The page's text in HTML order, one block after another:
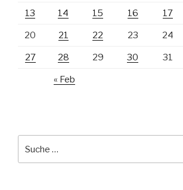
13 14 15 16 17
20 21 22 23 24
27 28 29 30 31
« Feb